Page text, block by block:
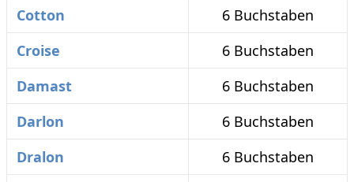
Cotton
6 Buchstaben
Croise
6 Buchstaben
Damast
6 Buchstaben
Darlon
6 Buchstaben
Dralon
6 Buchstaben